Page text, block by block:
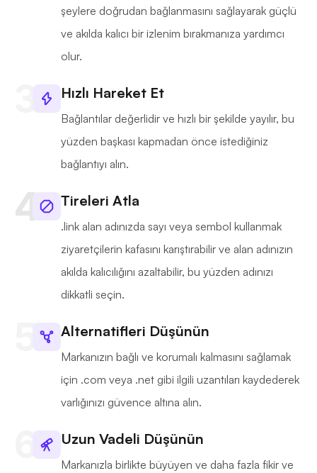
şeylere doğrudan bağlanmasını sağlayarak güçlü
ve akılda kalıcı bir izlenim bırakmanıza yardımcı
olur.
Hızlı Hareket Et
Bağlantılar değerlidir ve hızlı bir şekilde yayılır, bu
yüzden başkası kapmadan önce istediğiniz
bağlantıyı alın.
Tireleri Atla
.link alan adınızda sayı veya sembol kullanmak
ziyaretçilerin kafasını karıştırabilir ve alan adınızın
akılda kalıcılığını azaltabilir, bu yüzden adınızı
dikkatli seçin.
Alternatifleri Düşünün
Markanızın bağlı ve korumalı kalmasını sağlamak
için .com veya .net gibi ilgili uzantıları kaydederek
varlığınızı güvence altına alın.
Uzun Vadeli Düşünün
Markanızla birlikte büyüyen ve daha fazla fikir ve